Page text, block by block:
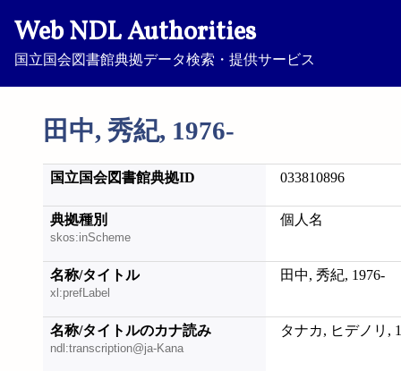
Web NDL Authorities
国立国会図書館典拠データ検索・提供サービス
田中, 秀紀, 1976-
国立国会図書館典拠ID 033810896
典拠種別
skos:inScheme
個人名
名称/タイトル
xl:prefLabel
田中, 秀紀, 1976-
名称/タイトルのカナ読み
ndl:transcription@ja-Kana
タナカ, ヒデノリ,